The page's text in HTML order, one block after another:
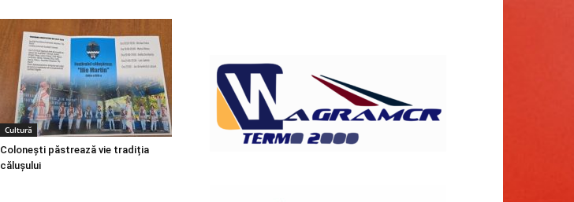
Cultură
Colonești păstrează vie tradiția
călușului